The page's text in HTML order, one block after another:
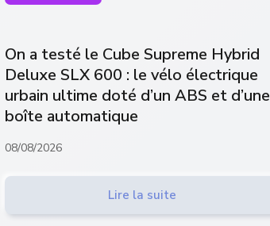
On a testé le Cube Supreme Hybrid
Deluxe SLX 600 : le vélo électrique
urbain ultime doté d’un ABS et d’une
boîte automatique
08/08/2026
Lire la suite